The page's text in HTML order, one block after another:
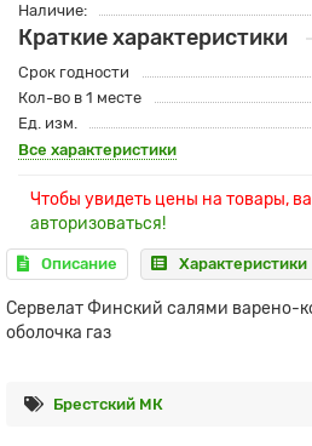
Наличие:
Краткие характеристики
Срок годности
Кол-во в 1 месте
Ед. изм.
Все характеристики
Чтобы увидеть цены на товары,
авторизоваться!
Описание Характеристики
Сервелат Финский салями варено-
оболочка газ
Брестский МК